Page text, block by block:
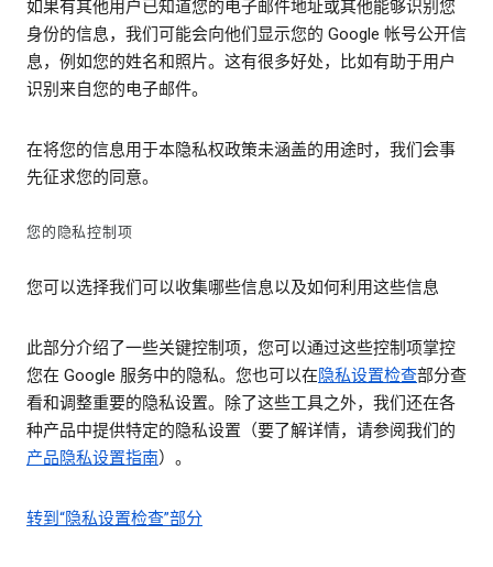
如果有其他用户已知道您的电子邮件地址或其他能够识别您
身份的信息，我们可能会向他们显示您的 Google 帐号公开信
息，例如您的姓名和照片。这有很多好处，比如有助于用户
识别来自您的电子邮件。
在将您的信息用于本隐私权政策未涵盖的用途时，我们会事
先征求您的同意。
您的隐私控制项
您可以选择我们可以收集哪些信息以及如何利用这些信息
此部分介绍了一些关键控制项，您可以通过这些控制项掌控
您在 Google 服务中的隐私。您也可以在隐私设置检查部分查
看和调整重要的隐私设置。除了这些工具之外，我们还在各
种产品中提供特定的隐私设置（要了解详情，请参阅我们的
产品隐私设置指南）。
转到“隐私设置检查”部分